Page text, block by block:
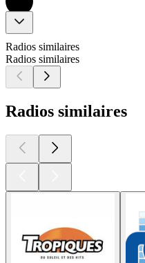
Radios similaires
Radios similaires
Radios similaires